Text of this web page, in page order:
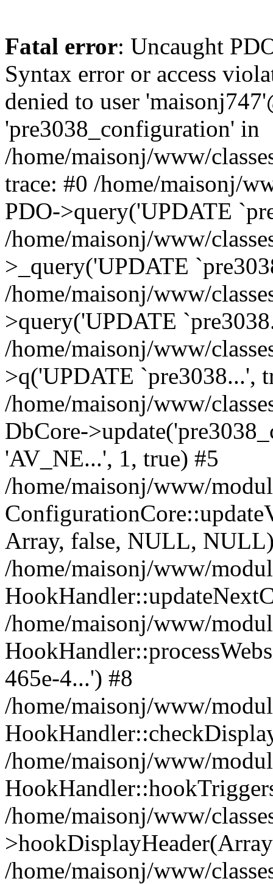
Fatal error: Uncaught
Syntax error or access
denied to user
'pre3038_configuration' in
/home/maisonj/www/
trace: #0 /home/maisonj/
PDO->query('UPDATE
/home/maisonj/www/
>_query('UPDATE
/home/maisonj/www/
>query('UPDATE
/home/maisonj/www/
>q('UPDATE `pre3038...',
/home/maisonj/www/
DbCore-
'AV_NE...', 1, true) #5
/home/maisonj/www/
Array, false, NULL,
/home/maisonj/www/
/home/maisonj/www/
465e-4...') #8
/home/maisonj/www/
/home/maisonj/www/
/home/maisonj/www/
/home/maisonj/www/